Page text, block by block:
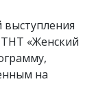
«Женский
на